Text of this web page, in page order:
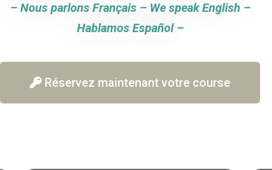
– Nous parlons Français – We speak English –
Hablamos Español –
Réservez maintenant votre course